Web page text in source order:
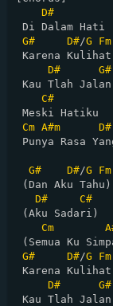
D#
Di Dalam Hati
G#
D#/G
Fm
Karena Kulihat
D#
G#
Kau Tlah Jalan
C#
Meski Hatiku
Cm A#m D#
Punya Rasa
G# D#/G
Fm
(Dan Aku Tahu)
D#
C#
(Aku Sadari)
Cm
(Semua Ku
G#
D#/G
Fm
Karena Kulihat
D#
G#
Kau Tlah Jalan